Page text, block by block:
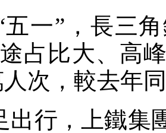
一”，長三角
占比大、高
次，較去年
行，上鐵集